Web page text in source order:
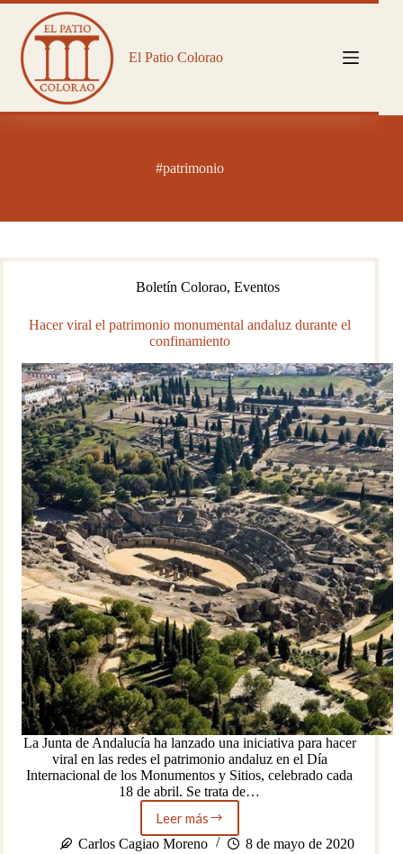
Saltar
contenido
El Patio Colorao
#patrimonio
Boletín Colorao, Eventos
Hacer viral el patrimonio monumental andaluz durante el
confinamiento
La Junta de Andalucía ha lanzado una iniciativa para hacer
viral en las redes el patrimonio andaluz en el Día
Internacional de los Monumentos y Sitios, celebrado cada
18 de abril. Se trata de…
Leer más
Hacer
viral
Carlos Cagiao Moreno 8 de mayo de 2020